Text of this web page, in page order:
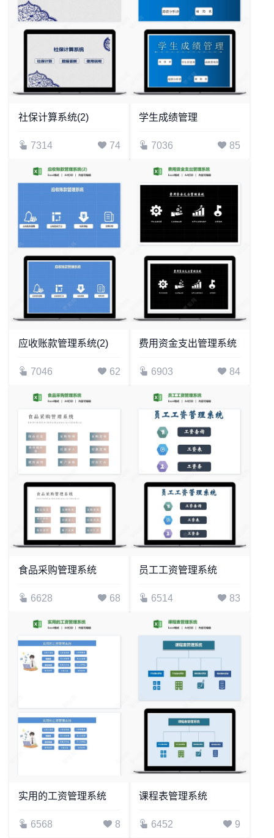
社保计算系统(2)
7314 74
学生成绩管理
7036 85
应收账款管理系统(2)
7046 62
费用资金支出管理系统
6903 84
食品采购管理系统
6628 68
员工工资管理系统
6514 83
实用的工资管理系统
6568 8
课程表管理系统
6452 9